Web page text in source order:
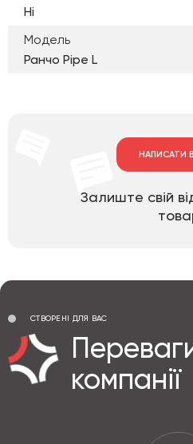
Ні
Модель
Ранчо Pipe L
НАПИСАТИ
Залиште свій
СТВОРЕНІ ДЛЯ ВАС
компанії